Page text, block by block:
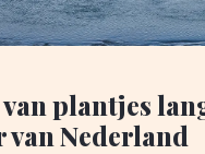
plantjes
Nederland